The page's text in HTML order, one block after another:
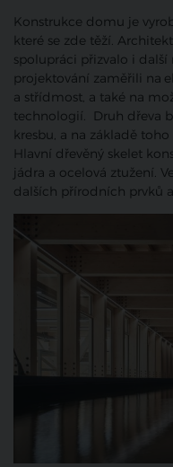
Konstrukce domu je
které se zde těží.
spolupráci přizvalo i
projektování zaměřili na
a střídmost, a také na
technologií. Druh dřeva
kresbu, a na základě
Hlavní dřevěný skelet
jádra a ocelová ztužení.
dalších přírodních prvků